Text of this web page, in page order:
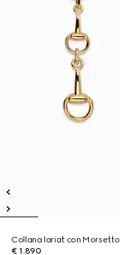
Collana lariat con Morsetto
€ 1.890